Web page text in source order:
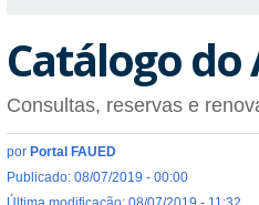
Catálogo
Consultas, reservas e
por Portal FAUED
Publicado: 08/07/2019 - 00:00